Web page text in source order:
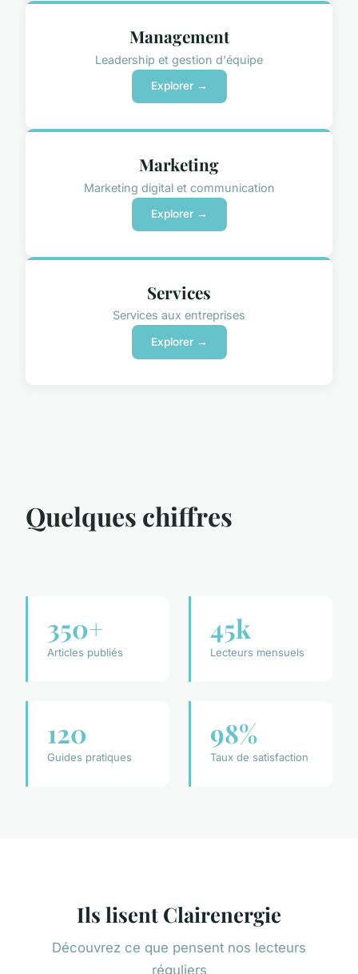
Management
Leadership et gestion d'équipe
Explorer →
Marketing
Marketing digital et communication
Explorer →
Services
Services aux entreprises
Explorer →
Quelques chiffres
350+
Articles publiés
45k
Lecteurs mensuels
120
Guides pratiques
98%
Taux de satisfaction
Ils lisent Clairenergie
Découvrez ce que pensent nos lecteurs
réguliers